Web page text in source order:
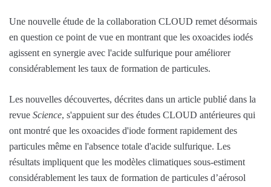
Une nouvelle étude de la collaboration CLOUD remet désormais
en question ce point de vue en montrant que les oxoacides iodés
agissent en synergie avec l'acide sulfurique pour améliorer
considérablement les taux de formation de particules.
Les nouvelles découvertes, décrites dans un article publié dans la
revue Science, s'appuient sur des études CLOUD antérieures qui
ont montré que les oxoacides d'iode forment rapidement des
particules même en l'absence totale d'acide sulfurique. Les
résultats impliquent que les modèles climatiques sous-estiment
considérablement les taux de formation de particules d’aérosol